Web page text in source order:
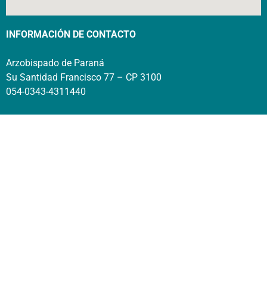
INFORMACIÓN DE CONTACTO
Arzobispado de Paraná
Su Santidad Francisco 77 – CP 3100
054-0343-4311440